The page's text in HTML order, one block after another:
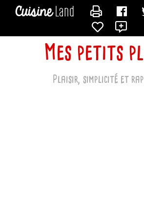
Mes petits
Plaisir, simplicité et
CONTACTER